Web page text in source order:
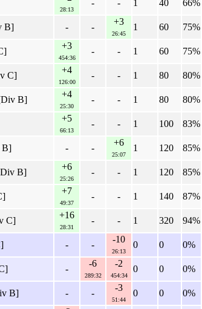
28:13
- - 1 40 66%
B] - -
+3
26:45
1 60 75%
+3
454:36
- - 1 60 75%
C]
+4
126:00
- - 1 80 80%
B]
+4
25:30
- - 1 80 80%
+5
66:13
- - 1 100 83%
B] - -
+6
25:07
1 120 85%
B]
+6
25:26
- - 1 120 85%
+7
49:37
- - 1 140 87%
C]
+16
28:31
- - 1 320 94%
- -
-10
26:13
0 0 0%
-
-6
289:32
-2
454:34
0 0 0%
B] - -
-3
51:44
0 0 0%